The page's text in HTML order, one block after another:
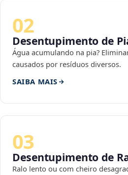
02
Desentupimento de
Água acumulando na pia?
causados por resíduos diversos.
SAIBA MAIS
03
Desentupimento de
Ralo lento ou com cheiro